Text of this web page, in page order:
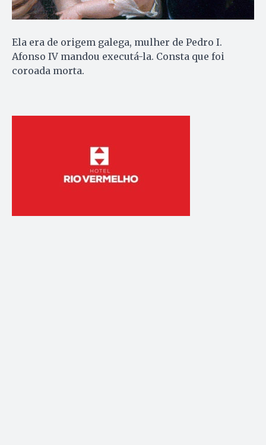
Ela era de origem galega, mulher de Pedro I.
Afonso IV mandou executá-la. Consta que foi
coroada morta.